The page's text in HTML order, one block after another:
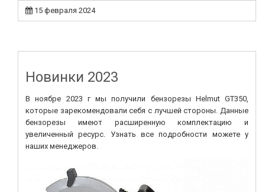
15 февраля 2024
Новинки 2023
В ноябре 2023 г мы получили бензорезы Helmut GT350,
которые зарекомендовали себя с лучшей стороны. Данные
бензорезы имеют расширенную комплектацию и
увеличенный ресурс. Узнать все подробности можете у
наших менеджеров.